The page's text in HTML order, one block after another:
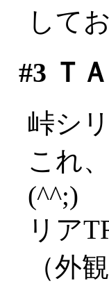
して
#3 Ｔ
峠シ
これ
(^^;)
リア
（外